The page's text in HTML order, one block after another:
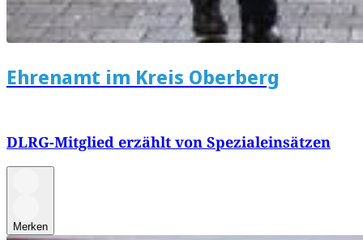
Ehrenamt im Kreis Oberberg
DLRG-Mitglied erzählt von Spezialeinsätzen
Merken